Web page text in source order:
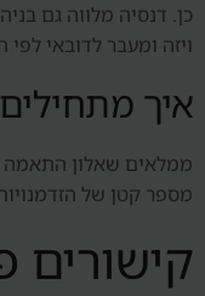
כן. דנסיה מלווה גם
ויזה ומעבר לדובאי לפי
איך
ממלאים שאלון התאמה
מספר קטן של
קישורים